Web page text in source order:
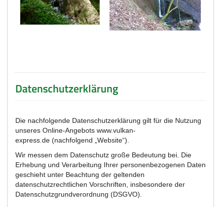
Datenschutzerklärung
Die nachfolgende Datenschutzerklärung gilt für die Nutzung
unseres Online-Angebots www.vulkan-
express.de (nachfolgend „Website“).
Wir messen dem Datenschutz große Bedeutung bei. Die
Erhebung und Verarbeitung Ihrer personenbezogenen Daten
geschieht unter Beachtung der geltenden
datenschutzrechtlichen Vorschriften, insbesondere der
Datenschutzgrundverordnung (DSGVO).